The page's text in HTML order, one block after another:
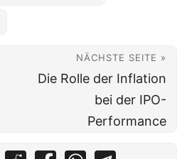
NÄCHSTE SEITE »
Die Rolle der Inflation
bei der IPO-
Performance